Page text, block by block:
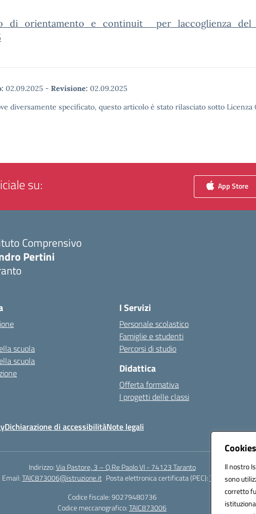
Il nostro
sono
corretto
02.09.2025 - Revisione: 02.09.2025
diversamente specificato, questo articolo è stato rilasciato sotto
su: App Store
Comprensivo
Pertini
scuola
scuola
I Servizi
Personale scolastico
Famiglie e studenti
Percorsi di studio
Didattica
Offerta formativa
I progetti delle classi
Dichiarazione di accessibilitàNote legali
Indirizzo:Via Pastore, 3 – Q.Re Paolo VI - 74123 Taranto
Email:TAIC873006@istruzione.it Posta elettronica certificata (PEC):
Codice fiscale: 90279480736
Codice meccanografico:TAIC873006